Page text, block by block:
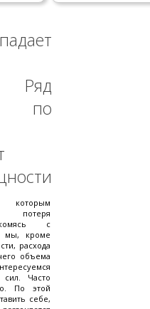
Ряд
по
которым
с
мы, кроме
расхода
объема
Часто
По этой
себе,